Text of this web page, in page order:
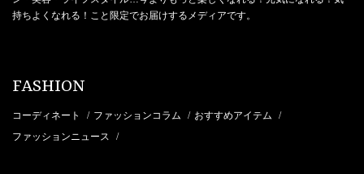
持ちよくなれる！こと限定でお届けするメディアです。
FASHION
コーディネート / ファッションコラム / おすすめアイテム /
ファッションニュース /